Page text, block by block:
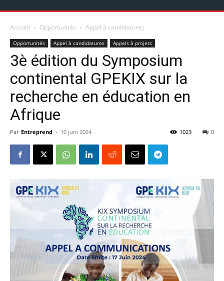
Accueil Opportunités Appel à candidatures
Opportunités Appel à candidatures Appels à projets
3è édition du Symposium
continental GPEKIX sur la
recherche en éducation en
Afrique
Par Entreprend - 10 juin 2024 0
1023